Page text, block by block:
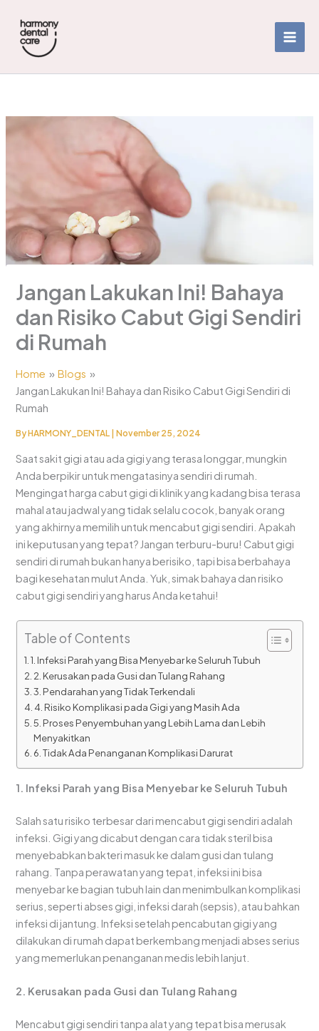
content
Jangan Lakukan Ini! Bahaya
dan Risiko Cabut Gigi Sendiri
di Rumah
Home
Blogs
Jangan Lakukan Ini! Bahaya dan Risiko Cabut Gigi Sendiri di
Rumah
ByHARMONY_DENTAL |November 25, 2024
Saat sakit gigi atau ada gigi yang terasa longgar, mungkin
Anda berpikir untuk mengatasinya sendiri di rumah.
Mengingat harga cabut gigi di klinik yang kadang bisa terasa
mahal atau jadwal yang tidak selalu cocok, banyak orang
yang akhirnya memilih untuk mencabut gigi sendiri. Apakah
ini keputusan yang tepat? Jangan terburu-buru! Cabut gigi
sendiri di rumah bukan hanya berisiko, tapi bisa berbahaya
bagi kesehatan mulut Anda. Yuk, simak bahaya dan risiko
cabut gigi sendiri yang harus Anda ketahui!
Table of Contents
1. Infeksi Parah yang Bisa Menyebar ke Seluruh Tubuh
2. Kerusakan pada Gusi dan Tulang Rahang
3. Pendarahan yang Tidak Terkendali
4. Risiko Komplikasi pada Gigi yang Masih Ada
5. Proses Penyembuhan yang Lebih Lama dan Lebih
Menyakitkan
6. Tidak Ada Penanganan Komplikasi Darurat
1. Infeksi Parah yang Bisa Menyebar ke Seluruh Tubuh
Salah satu risiko terbesar dari mencabut gigi sendiri adalah
infeksi. Gigi yang dicabut dengan cara tidak steril bisa
menyebabkan bakteri masuk ke dalam gusi dan tulang
rahang. Tanpa perawatan yang tepat, infeksi ini bisa
menyebar ke bagian tubuh lain dan menimbulkan komplikasi
serius, seperti abses gigi, infeksi darah (sepsis), atau bahkan
infeksi di jantung. Infeksi setelah pencabutan gigi yang
dilakukan di rumah dapat berkembang menjadi abses serius
yang memerlukan penanganan medis lebih lanjut.
2. Kerusakan pada Gusi dan Tulang Rahang
Mencabut gigi sendiri tanpa alat yang tepat bisa merusak